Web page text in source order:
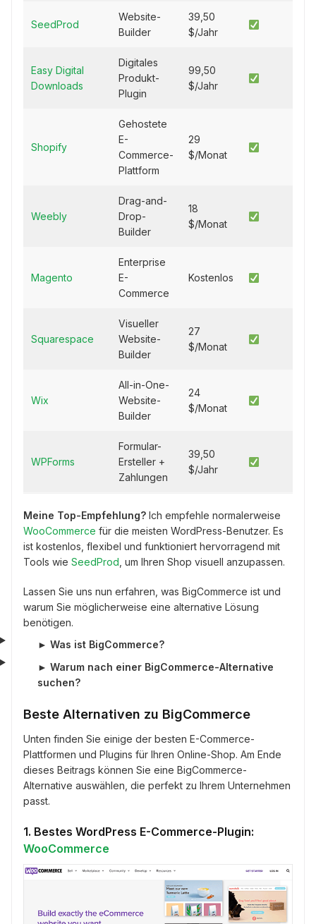
SeedProd
Website-
Builder
39,50
$/Jahr
Easy Digital
Downloads
Digitales
Produkt-
Plugin
99,50
$/Jahr
Shopify
Gehostete
E-
Commerce-
Plattform
29
$/Monat
Weebly
Drag-and-
Drop-
Builder
18
$/Monat
Magento
Enterprise
E-
Commerce
Kostenlos
Squarespace
Visueller
Website-
Builder
27
$/Monat
Wix
All-in-One-
Website-
Builder
24
$/Monat
WPForms
Formular-
Ersteller +
Zahlungen
39,50
$/Jahr
Meine Top-Empfehlung? Ich empfehle normalerweise
WooCommerce für die meisten WordPress-Benutzer. Es
ist kostenlos, flexibel und funktioniert hervorragend mit
Tools wie SeedProd , um Ihren Shop visuell anzupassen.
Lassen Sie uns nun erfahren, was BigCommerce ist und
warum Sie möglicherweise eine alternative Lösung
benötigen.
► Was ist BigCommerce?
► Warum nach einer BigCommerce-Alternative
suchen?
Beste Alternativen zu BigCommerce
Unten finden Sie einige der besten E-Commerce-
Plattformen und Plugins für Ihren Online-Shop. Am Ende
dieses Beitrags können Sie eine BigCommerce-
Alternative auswählen, die perfekt zu Ihrem Unternehmen
passt.
1. Bestes WordPress E-Commerce-Plugin:
WooCommerce